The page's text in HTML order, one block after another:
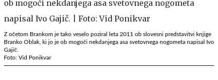
Z očetom Brankom je tako veselo poziral leta 2011 ob slovesni predstavitvi knjige
Branko Oblak, ki jo je ob mogoči nekdanjega asa svetovnega nogometa napisal Ivo
Gajič.
Foto: Vid Ponikvar